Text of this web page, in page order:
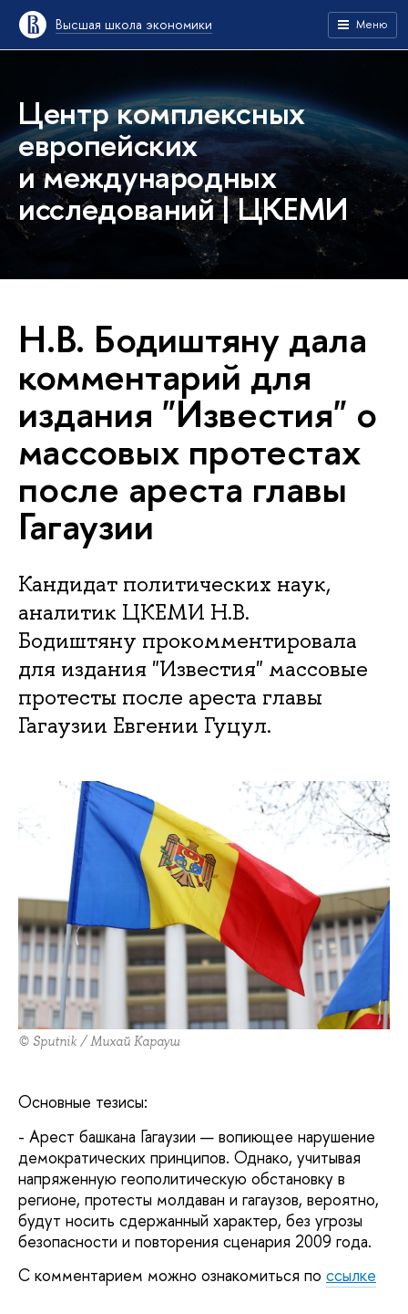
Высшая школа экономики Меню
Центр комплексных
европейских
и международных
исследований | ЦКЕМИ
Н.В. Бодиштяну дала
комментарий для
издания "Известия" о
массовых протестах
после ареста главы
Гагаузии
Кандидат политических наук,
аналитик ЦКЕМИ Н.В.
Бодиштяну прокомментировала
для издания "Известия" массовые
протесты после ареста главы
Гагаузии Евгении Гуцул.
© Sputnik / Михай Карауш
Основные тезисы:
- Арест башкана Гагаузии — вопиющее нарушение
демократических принципов. Однако, учитывая
напряженную геополитическую обстановку в
регионе, протесты молдаван и гагаузов, вероятно,
будут носить сдержанный характер, без угрозы
безопасности и повторения сценария 2009 года.
С комментарием можно ознакомиться по ссылке